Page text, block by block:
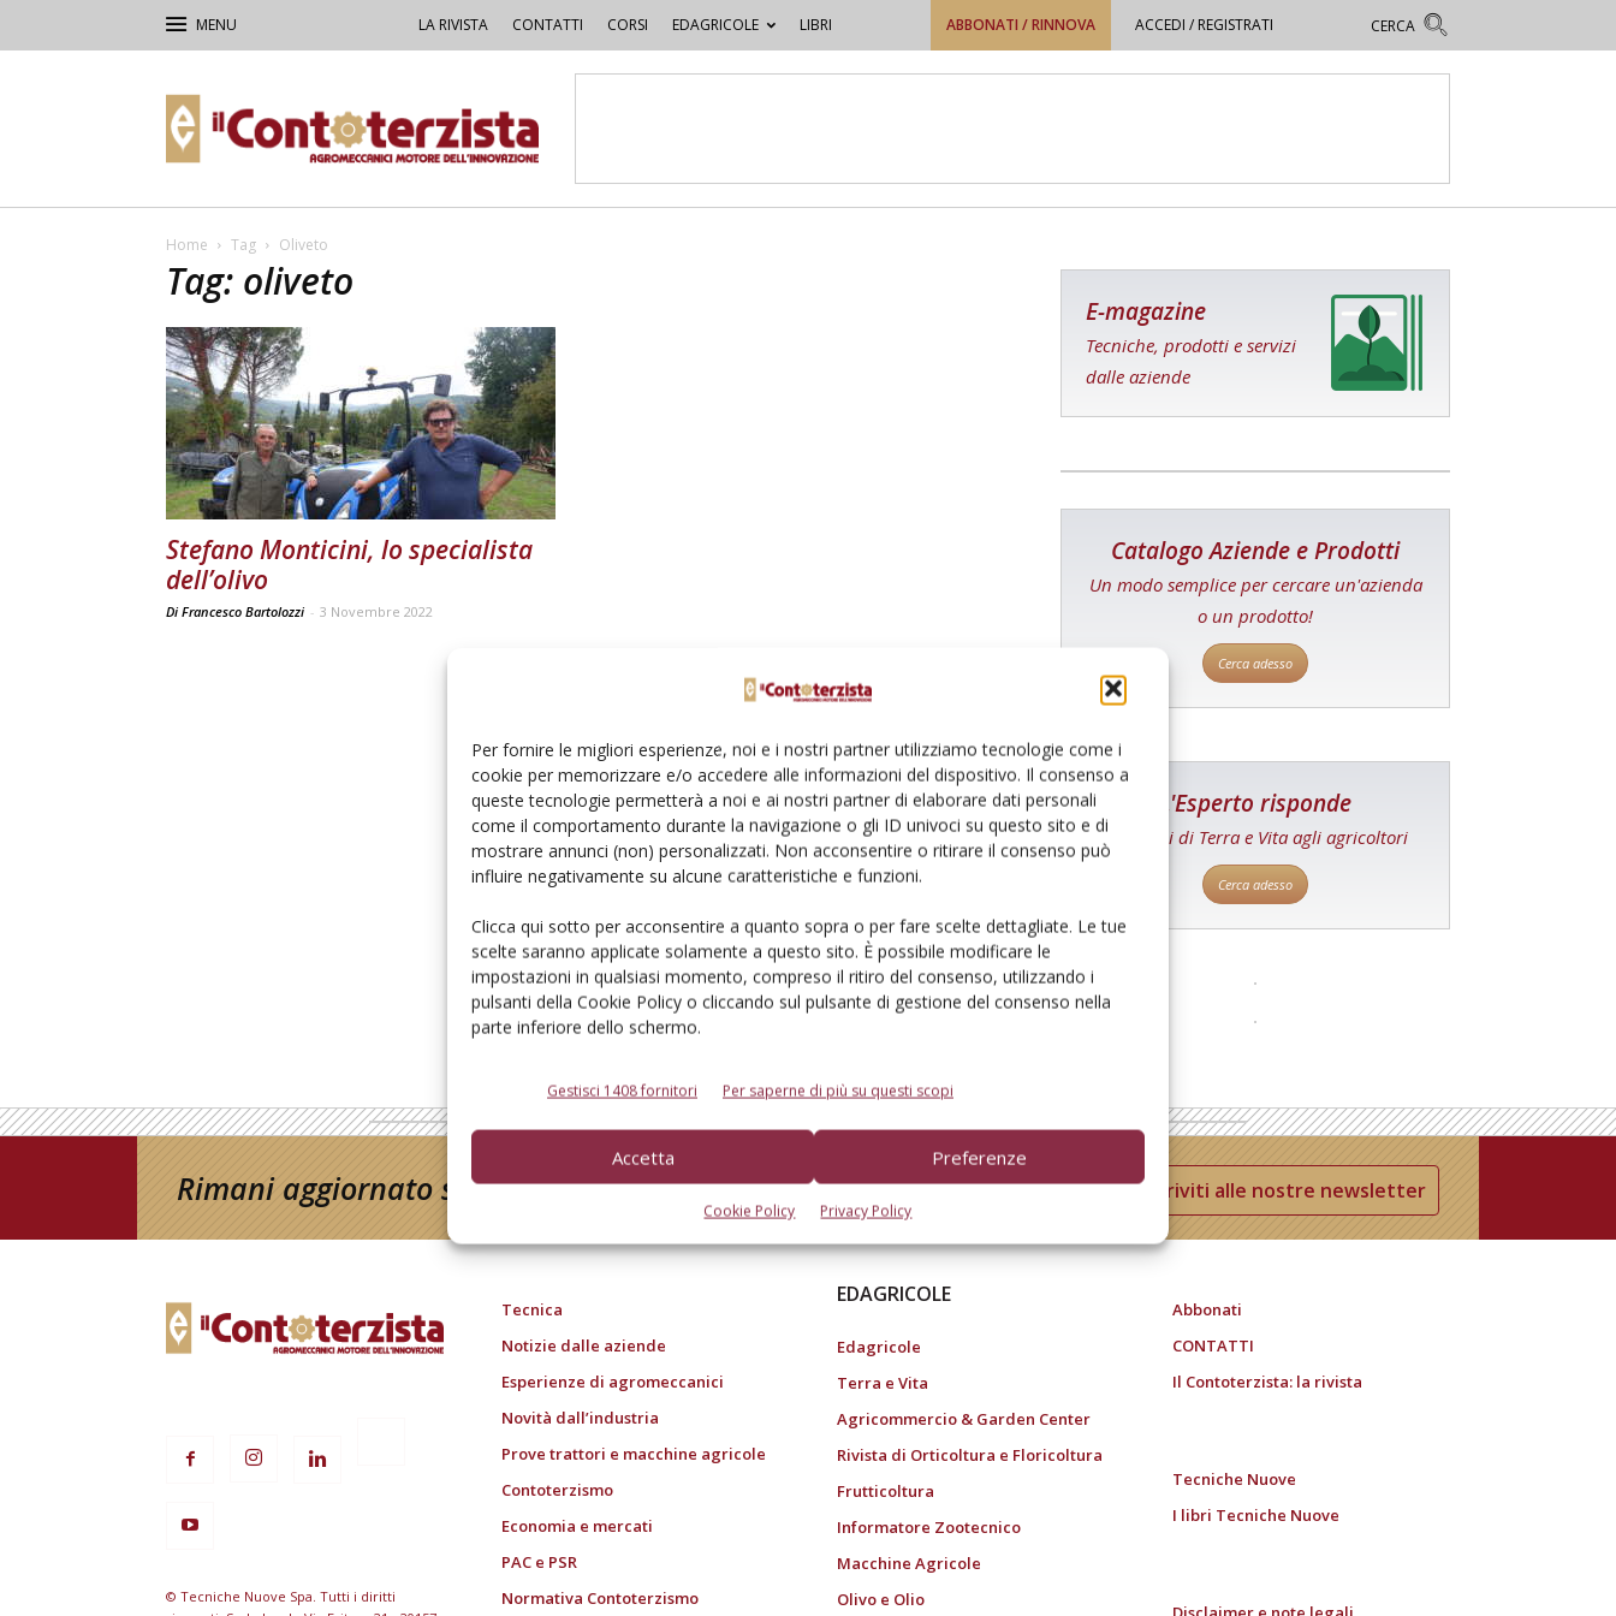
Per fornire le migliori esperienze, noi e i nostri partner utilizziamo tecnologie come i
cookie per memorizzare e/o accedere alle informazioni del dispositivo. Il consenso a
queste tecnologie permetterà a noi e ai nostri partner di elaborare dati personali
come il comportamento durante la navigazione o gli ID univoci su questo sito e di
mostrare annunci (non) personalizzati. Non acconsentire o ritirare il consenso può
influire negativamente su alcune caratteristiche e funzioni.
Clicca qui sotto per acconsentire a quanto sopra o per fare scelte dettagliate. Le tue
scelte saranno applicate solamente a questo sito. È possibile modificare le
impostazioni in qualsiasi momento, compreso il ritiro del consenso, utilizzando i
pulsanti della Cookie Policy o cliccando sul pulsante di gestione del consenso nella
parte inferiore dello schermo.
Gestisci 1408 fornitori Per saperne di più su questi scopi
Accetta Preferenze
Cookie Policy Privacy Policy
LA RIVISTA CONTATTI CORSI EDAGRICOLE LIBRI ABBONATI / RINNOVA ACCEDI / REGISTRATI
Contoterzista
Home Tag Oliveto
Tag: oliveto
Stefano Monticini, lo specialista
dell’olivo
Di Francesco Bartolozzi - 3 Novembre 2022
E-magazine
Tecniche, prodotti e servizi
dalle aziende
Catalogo Aziende e Prodotti
Un modo semplice per cercare un'azienda
o un prodotto!
Cerca adesso
L'Esperto risponde
I consigli di Terra e Vita agli agricoltori
Cerca adesso
Rimani aggiornato sul mondo dell’agricoltura Iscriviti alle nostre newsletter
© Tecniche Nuove Spa. Tutti i diritti
Tecnica
Notizie dalle aziende
Esperienze di agromeccanici
Novità dall’industria
Prove trattori e macchine agricole
Contoterzismo
Economia e mercati
PAC e PSR
Normativa Contoterzismo
EDAGRICOLE
Edagricole
Terra e Vita
Agricommercio & Garden Center
Rivista di Orticoltura e Floricoltura
Frutticoltura
Informatore Zootecnico
Macchine Agricole
Olivo e Olio
Abbonati
CONTATTI
Il Contoterzista: la rivista
Tecniche Nuove
I libri Tecniche Nuove